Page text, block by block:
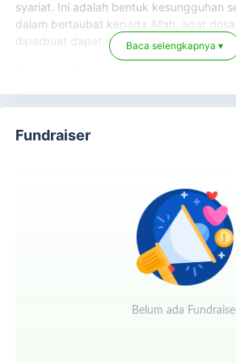
syariat. Ini adalah bentuk kesungguhan
dalam bertaubat kepada Allah, agar
diperbuat dapat ditebus dengan amal
pelanggaran tersebut?
Baca selengkapnya ▾
Fundraiser
Belum ada